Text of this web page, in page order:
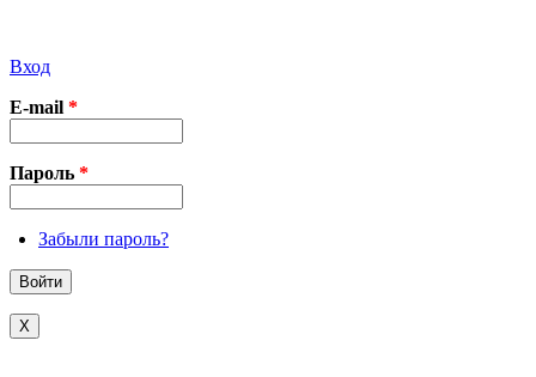
Вход
E-mail *
Пароль *
Забыли пароль?
X